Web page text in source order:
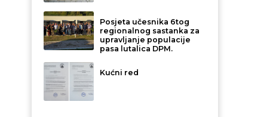
Posjeta učesnika 6tog
regionalnog sastanka za
upravljanje populacije
pasa lutalica DPM.
Kućni red